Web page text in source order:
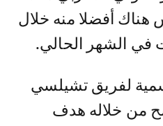
هناك أفضلا منه خلال
في الشهر الحالي.
لفريق تشيلسي
من خلاله هدف